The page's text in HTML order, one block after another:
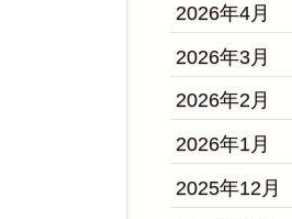
2026年4月
2026年3月
2026年2月
2026年1月
2025年12月